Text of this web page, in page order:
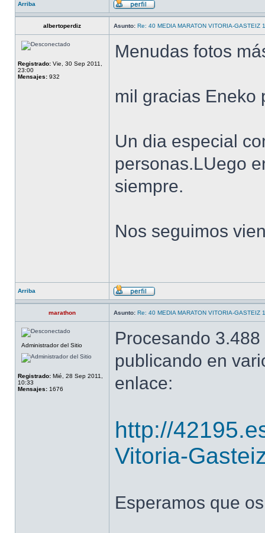
Arriba
albertoperdiz Asunto: Re: 40 MEDIA MARATON VITORIA-GASTEIZ
Registrado: Vie, 30 Sep 2011,
23:00
Mensajes: 932
Menudas fotos
mil gracias Eneko
Un dia especial
personas.LUego
siempre.
Nos seguimos
Arriba
marathon Asunto: Re: 40 MEDIA MARATON VITORIA-GASTEIZ
Administrador del Sitio
Registrado: Mié, 28 Sep 2011,
10:33
Mensajes: 1676
Procesando
publicando en
enlace:
http://
Vitoria-
Esperamos que